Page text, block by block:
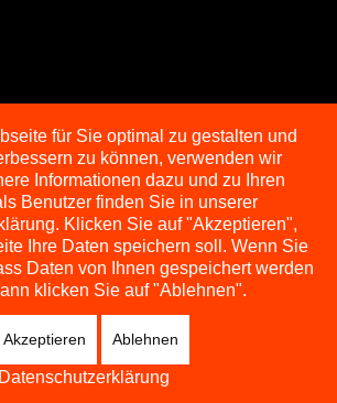
© 2026 Schachbezirk Sauerland
BY: AS DESIGNING
für Sie optimal zu gestalten und
zu können, verwenden wir
Informationen dazu und zu Ihren
Benutzer finden Sie in unserer
Klicken Sie auf "Akzeptieren",
Ihre Daten speichern soll. Wenn Sie
Daten von Ihnen gespeichert werden
klicken Sie auf "Ablehnen".
Akzeptieren Ablehnen
Datenschutzerklärung